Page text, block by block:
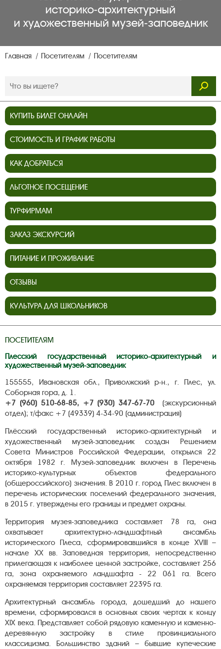
историко‑архитектурный
и художественный музей‑заповедник
Главная Посетителям Посетителям
КУПИТЬ БИЛЕТ ОНЛАЙН
СТОИМОСТЬ И ГРАФИК РАБОТЫ
КАК ДОБРАТЬСЯ
ЛЬГОТНОЕ ПОСЕЩЕНИЕ
ТУРФИРМАМ
ЗАКАЗ ЭКСКУРСИЙ
ПИТАНИЕ И ПРОЖИВАНИЕ
ОТЗЫВЫ
КУЛЬТУРА ДЛЯ ШКОЛЬНИКОВ
ПОСЕТИТЕЛЯМ
Плесский государственный историко-архитектурный и
художественный музей-заповедник
155555, Ивановская обл., Приволжский р-н., г. Плес, ул.
Соборная гора, д. 1.
+7 (960) 510-68-85, +7 (930) 347-67-70 (экскурсионный
отдел); т/факс +7 (49339) 4-34-90 (администрация)
Плёсский государственный историко-архитектурный и
художественный музей-заповедник создан Решением
Совета Министров Российской Федерации, открылся 22
октября 1982 г. Музей-заповедник включен в Перечень
историко-культурных объектов федерального
(общероссийского) значения. В 2010 г. город Плес включен в
перечень исторических поселений федерального значения,
в 2015 г. утверждены его границы и предмет охраны.
Территория музея-заповедника составляет 78 га, она
охватывает архитектурно-ландшафтный ансамбль
исторического Плеса, сформировавшийся в конце XVIII –
начале XX вв. Заповедная территория, непосредственно
прилегающая к наиболее ценной застройке, составляет 256
га, зона охраняемого ландшафта - 22 061 га. Всего
охраняемая территория составляет 22395 га.
Архитектурный ансамбль города, дошедший до нашего
времени, сформировался в основных своих чертах к концу
XIX века. Представляет собой рядовую каменную и каменно-
деревянную застройку в стиле провинциального
классицизма. Большинство зданий – бывшие купеческие